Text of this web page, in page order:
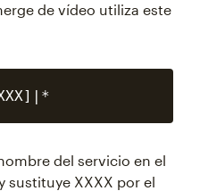
de vídeo utiliza este
del servicio en el
sustituye XXXX por el